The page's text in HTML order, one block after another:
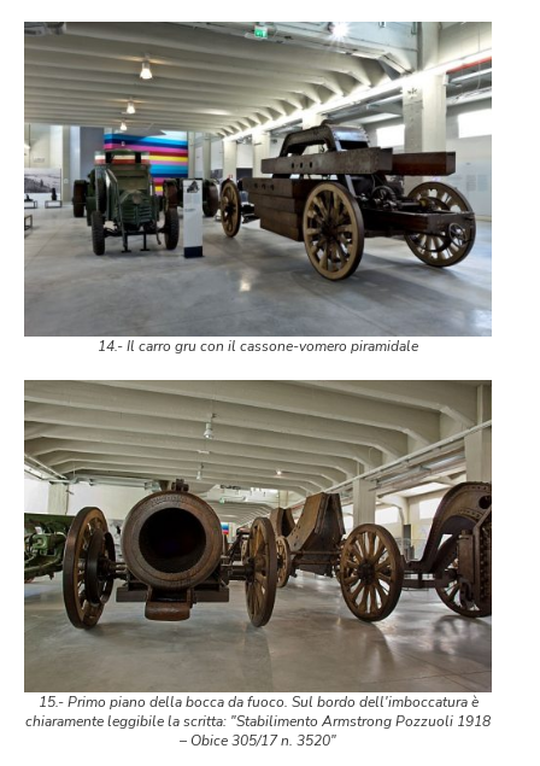
14.- Il carro gru con il cassone-vomero piramidale
15.- Primo piano della bocca da fuoco. Sul bordo dell'imboccatura è
chiaramente leggibile la scritta: "Stabilimento Armstrong Pozzuoli 1918
– Obice 305/17 n. 3520"